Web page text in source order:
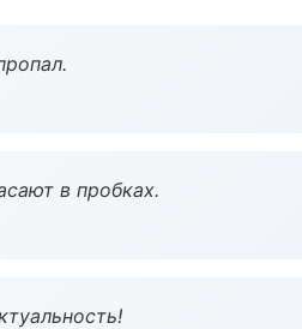
в пробках.